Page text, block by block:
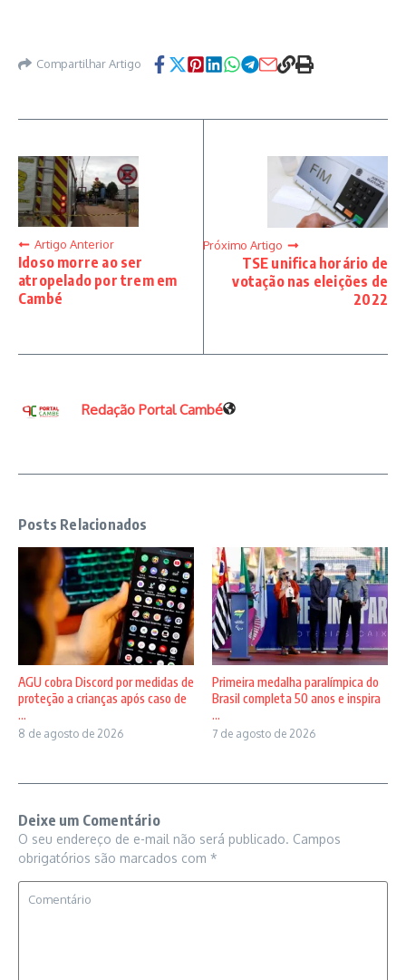
Compartilhar Artigo
Artigo Anterior
Idoso morre ao ser
atropelado por trem em
Cambé
Próximo Artigo
TSE unifica horário de
votação nas eleições de
2022
Redação Portal Cambé
Posts Relacionados
AGU cobra Discord por medidas de
proteção a crianças após caso de
...
8 de agosto de 2026
Primeira medalha paralímpica do
Brasil completa 50 anos e inspira
...
7 de agosto de 2026
Deixe um Comentário
O seu endereço de e-mail não será publicado. Campos
obrigatórios são marcados com *